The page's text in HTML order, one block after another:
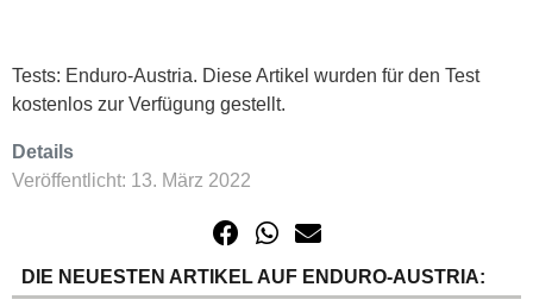
Tests: Enduro-Austria. Diese Artikel wurden für den Test
kostenlos zur Verfügung gestellt.
Details
Veröffentlicht: 13. März 2022
DIE NEUESTEN ARTIKEL AUF ENDURO-AUSTRIA: